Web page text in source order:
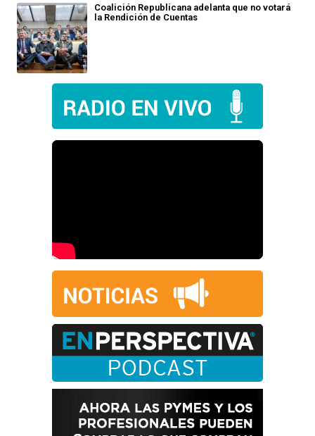
Coalición Republicana adelanta que no votará
la Rendición de Cuentas